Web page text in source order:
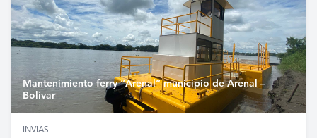
Mantenimiento ferry “Arenal” municipio de Arenal –
Bolívar
INVIAS